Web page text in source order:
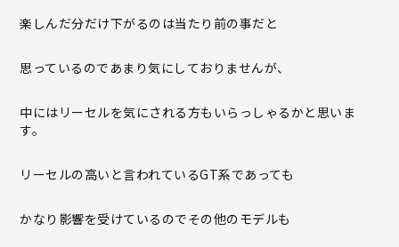
楽しんだ分だけ下がるのは当たり前の事だと
思っているのであまり気にしておりませんが、
中にはリーセルを気にされる方もいらっしゃるかと思いま
す。
リーセルの高いと言われているGT系であっても
かなり影響を受けているのでその他のモデルも